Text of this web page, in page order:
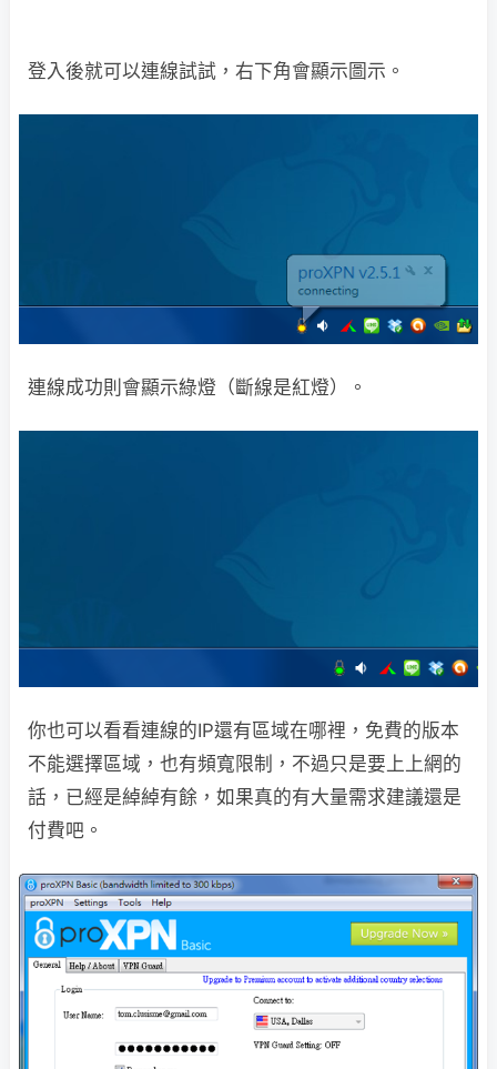
登入後就可以連線試試，右下角會顯示圖示。
連線成功則會顯示綠燈（斷線是紅燈）。
你也可以看看連線的IP還有區域在哪裡，免費的版本
不能選擇區域，也有頻寬限制，不過只是要上上網的
話，已經是綽綽有餘，如果真的有大量需求建議還是
付費吧。